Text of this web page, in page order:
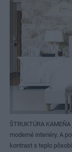
ŠTRUKTÚRA
moderné interiéry. A
kontrast s teplo